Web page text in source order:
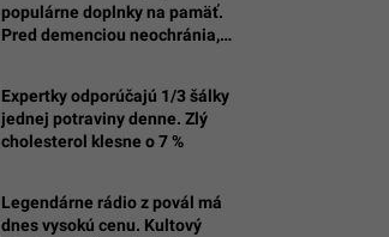
populárne doplnky na pamäť.
Pred demenciou neochránia,
Expertky odporúčajú 1/3 šálky
jednej potraviny denne. Zlý
cholesterol klesne o 7 %
Legendárne rádio z povál má
dnes vysokú cenu. Kultový